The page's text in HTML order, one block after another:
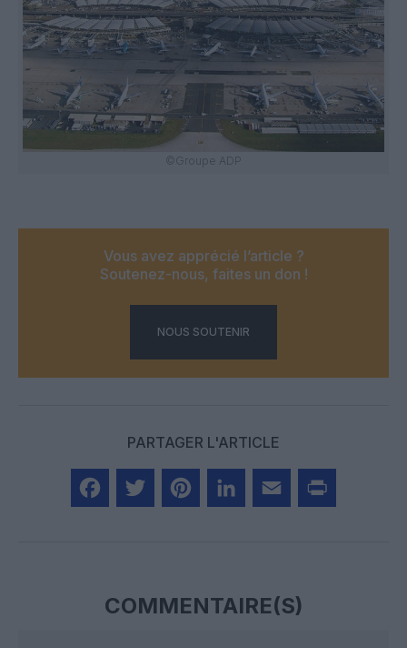
©Groupe ADP
Vous avez apprécié l’article ?
Soutenez-nous, faites un don !
NOUS SOUTENIR
PARTAGER L'ARTICLE
COMMENTAIRE(S)